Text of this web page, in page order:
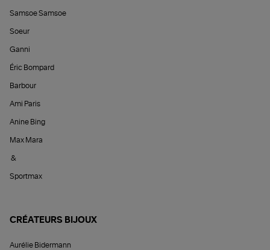
Samsoe Samsoe
Soeur
Ganni
Éric Bompard
Barbour
Ami Paris
Anine Bing
Max Mara
&
Sportmax
CRÉATEURS BIJOUX
Aurélie Bidermann